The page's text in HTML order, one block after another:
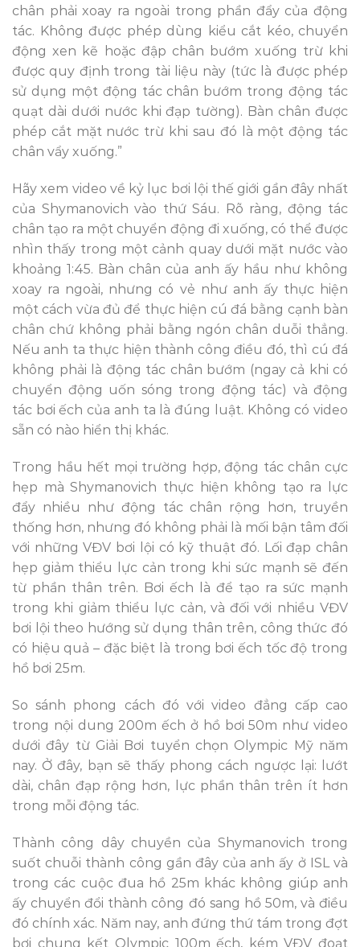
chân phải xoay ra ngoài trong phần đẩy của động
tác. Không được phép dùng kiểu cắt kéo, chuyển
động xen kẽ hoặc đập chân bướm xuống trừ khi
được quy định trong tài liệu này (tức là được phép
sử dụng một động tác chân bướm trong động tác
quạt dài dưới nước khi đạp tường). Bàn chân được
phép cắt mặt nước trừ khi sau đó là một động tác
chân vẩy xuống.”
Hãy xem video về kỷ lục bơi lội thế giới gần đây nhất
của Shymanovich vào thứ Sáu. Rõ ràng, động tác
chân tạo ra một chuyển động đi xuống, có thể được
nhìn thấy trong một cảnh quay dưới mặt nước vào
khoảng 1:45. Bàn chân của anh ấy hầu như không
xoay ra ngoài, nhưng có vẻ như anh ấy thực hiện
một cách vừa đủ để thực hiện cú đá bằng cạnh bàn
chân chứ không phải bằng ngón chân duỗi thẳng.
Nếu anh ta thực hiện thành công điều đó, thì cú đá
không phải là động tác chân bướm (ngay cả khi có
chuyển động uốn sóng trong động tác) và động
tác bơi ếch của anh ta là đúng luật. Không có video
sẵn có nào hiển thị khác.
Trong hầu hết mọi trường hợp, động tác chân cực
hẹp mà Shymanovich thực hiện không tạo ra lực
đẩy nhiều như động tác chân rộng hơn, truyền
thống hơn, nhưng đó không phải là mối bận tâm đối
với những VĐV bơi lội có kỹ thuật đó. Lối đạp chân
hẹp giảm thiểu lực cản trong khi sức mạnh sẽ đến
từ phần thân trên. Bơi ếch là để tạo ra sức mạnh
trong khi giảm thiểu lực cản, và đối với nhiều VĐV
bơi lội theo hướng sử dụng thân trên, công thức đó
có hiệu quả – đặc biệt là trong bơi ếch tốc độ trong
hồ bơi 25m.
So sánh phong cách đó với video đẳng cấp cao
trong nội dung 200m ếch ở hồ bơi 50m như video
dưới đây từ Giải Bơi tuyển chọn Olympic Mỹ năm
nay. Ở đây, bạn sẽ thấy phong cách ngược lại: lướt
dài, chân đạp rộng hơn, lực phần thân trên ít hơn
trong mỗi động tác.
Thành công dây chuyền của Shymanovich trong
suốt chuỗi thành công gần đây của anh ấy ở ISL và
trong các cuộc đua hồ 25m khác không giúp anh
ấy chuyển đổi thành công đó sang hồ 50m, và điều
đó chính xác. Năm nay, anh đứng thứ tám trong đợt
bơi chung kết Olympic 100m ếch, kém VĐV đoạt